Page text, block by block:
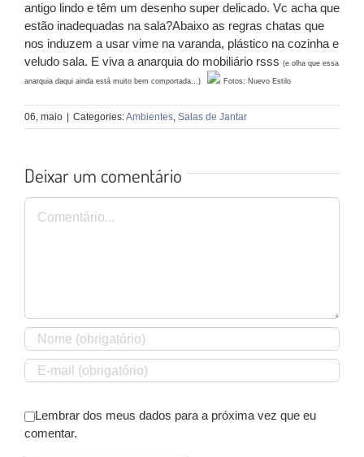
antigo lindo e têm um desenho super delicado. Vc acha que
estão inadequadas na sala?Abaixo as regras chatas que
nos induzem a usar vime na varanda, plástico na cozinha e
veludo sala. E viva a anarquia do mobiliário rsss (e olha que essa
anarquia daqui ainda está muito bem comportada…) Fotos: Nuevo Estilo
06, maio Categories:Ambientes, Salas de Jantar
Deixar um comentário
Comentário
Lembrar dos meus dados para a próxima vez que eu
comentar.